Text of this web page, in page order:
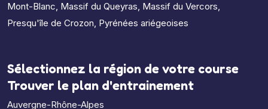
Mont-Blanc, Massif du Queyras, Massif du Vercors,
Presqu'île de Crozon, Pyrénées ariégeoises
Sélectionnez la région de votre course
Trouver le plan d'entrainement
Auvergne-Rhône-Alpes